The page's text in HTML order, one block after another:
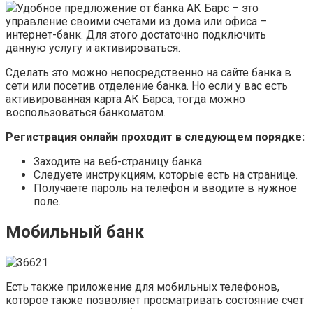
Удобное предложение от банка АК Барс – это
управление своими счетами из дома или офиса –
интернет-банк. Для этого достаточно подключить
данную услугу и активироваться.
Сделать это можно непосредственно на сайте банка в
сети или посетив отделение банка. Но если у вас есть
активированная карта АК Барса, тогда можно
воспользоваться банкоматом.
Регистрация онлайн проходит в следующем порядке:
Заходите на веб-страницу банка.
Следуете инструкциям, которые есть на странице.
Получаете пароль на телефон и вводите в нужное
поле.
Мобильный банк
Есть также приложение для мобильных телефонов,
которое также позволяет просматривать состояние счет